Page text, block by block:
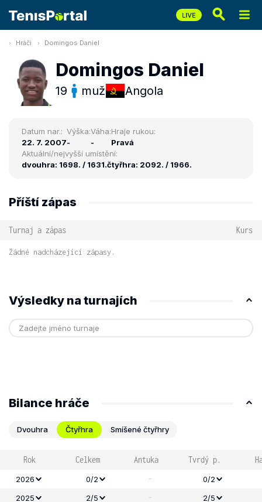
Hráči Domingos Daniel
Domingos Daniel
19 muž Angola
Datum nar.:
22. 7. 2007
Výška:
-
Váha:
-
Hraje rukou:
Pravá
Aktuální/nejvyšší umístění:
dvouhra: 1698. / 1631.čtyřhra: 2092. / 1966.
Příští zápas
Turnaj a zápas Kurs
Žádné nadcházející zápasy.
Výsledky na turnajích
Bilance hráče
Dvouhra Čtyřhra Smíšené čtyřhry
Rok Celkem Antuka Tvrdý p.
2026 0/2 -
0/2
2025
2/5 -
2/5